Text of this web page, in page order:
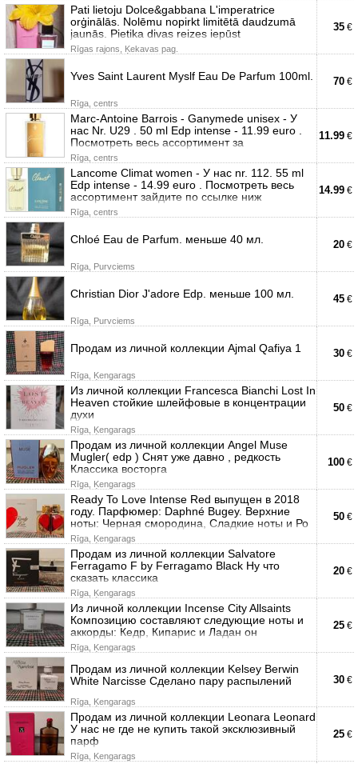
Pati lietoju Dolce&gabbana L'imperatrice
orģinālās. Nolēmu nopirkt limitētā daudzumā
jaunās. Pietika divas reizes iepūst
Rīgas rajons, Ķekavas pag.
35 €
Yves Saint Laurent Myslf Eau De Parfum 100ml.
Rīga, centrs
70 €
Marc-Antoine Barrois - Ganymede unisex - У
нас Nr. U29 . 50 ml Edp intense - 11.99 euro .
Посмотреть весь ассортимент за
Rīga, centrs
11.99 €
Lancome Climat women - У нас nr. 112. 55 ml
Edp intense - 14.99 euro . Посмотреть весь
ассортимент зайдите по ссылке ниж
Rīga, centrs
14.99 €
Chloé Eau de Parfum. меньше 40 мл.
Rīga, Purvciems
20 €
Christian Dior J'adore Edp. меньше 100 мл.
Rīga, Purvciems
45 €
Продам из личной коллекции Ajmal Qafiya 1
Rīga, Ķengarags
30 €
Из личной коллекции Francesca Bianchi Lost In
Heaven стойкие шлейфовые в концентрации
духи
Rīga, Ķengarags
50 €
Продам из личной коллекции Angel Muse
Mugler( edp ) Снят уже давно , редкость
Классика восторга
Rīga, Ķengarags
100 €
Ready To Love Intense Red выпущен в 2018
году. Парфюмер: Daphné Bugey. Верхние
ноты: Черная смородина, Сладкие ноты и Ро
Rīga, Ķengarags
50 €
Продам из личной коллекции Salvatore
Ferragamo F by Ferragamo Black Ну что
сказать классика
Rīga, Ķengarags
20 €
Из личной коллекции Incense City Allsaints
Композицию составляют следующие ноты и
аккорды: Кедр, Кипарис и Ладан он
Rīga, Ķengarags
25 €
Продам из личной коллекции Kelsey Berwin
White Narcisse Сделано пару распылений
Rīga, Ķengarags
30 €
Продам из личной коллекции Leonara Leonard
У нас не где не купить такой эксклюзивный
парф
Rīga, Ķengarags
25 €